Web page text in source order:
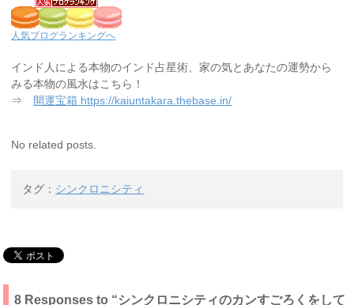
人気ブログランキングへ
インド人による本物のインド占星術、家の気とあなたの運勢から
みる本物の風水はこちら！
⇒ 開運宝箱 https://kaiuntakara.thebase.in/
No related posts.
タグ： シンクロニシティ
8 Responses to “シンクロニシティのカンすごろくをして